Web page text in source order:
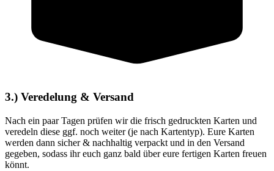
3.) Veredelung & Versand
Nach ein paar Tagen prüfen wir die frisch gedruckten Karten und
veredeln diese ggf. noch weiter (je nach Kartentyp). Eure Karten
werden dann sicher & nachhaltig verpackt und in den Versand
gegeben, sodass ihr euch ganz bald über eure fertigen Karten freuen
könnt.